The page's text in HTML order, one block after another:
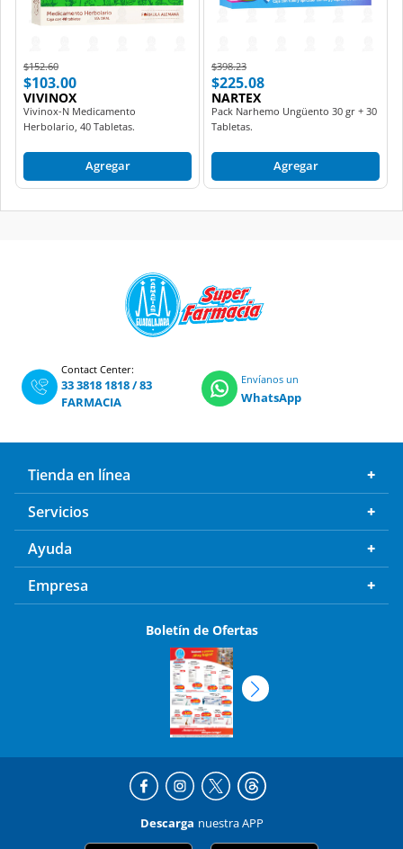
Price reduced from
$152.60to
$103.00
VIVINOX
Vivinox-N Medicamento
Herbolario, 40 Tabletas.
Agregar
Price reduced from
$398.23to
$225.08
NARTEX
Pack Narhemo Ungüento 30 gr + 30
Tabletas.
Agregar
Contact Center:
33 3818 1818/83
FARMACIA
Envíanos un
WhatsApp
Tienda en línea
Servicios
Ayuda
Empresa
Boletín de Ofertas
Descarga nuestra APP